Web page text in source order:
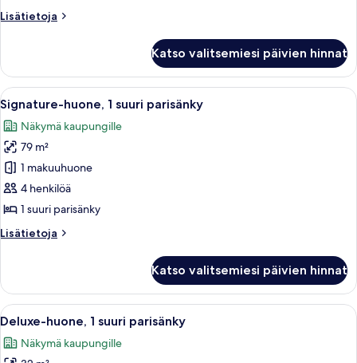
Lisätietoja
Lisätietoja
2
parisänkyä
Katso valitsemiesi päivien hinnat
Avaa
kaikki
huonetyypin
Signature-
huone,
1
suuri
kuvat
Moderni hotellihuone, jossa on suuri
5
Signature-huone, 1 suuri parisänky
Näkymä kaupungille
79 m²
1 makuuhuone
4 henkilöä
1 suuri parisänky
Lisätietoja
Lisätietoja
1
suuri
parisänky
Katso valitsemiesi päivien hinnat
Avaa
kaikki
huonetyypin
Hotellihuone, jossa on suuri sänky,
2
Deluxe-huone, 1 suuri parisänky
Näkymä kaupungille